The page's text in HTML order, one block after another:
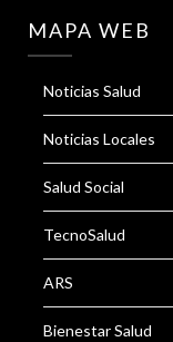
MAPA WEB
Noticias Salud
Noticias Locales
Salud Social
TecnoSalud
ARS
Bienestar Salud